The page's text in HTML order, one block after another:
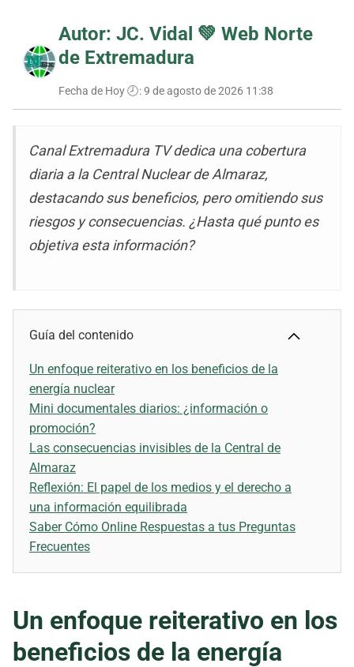
Autor: JC. Vidal 💚 Web Norte
de Extremadura
Fecha de Hoy 🕗:9 de agosto de 2026 11:38
Canal Extremadura TV dedica una cobertura
diaria a la Central Nuclear de Almaraz,
destacando sus beneficios, pero omitiendo sus
riesgos y consecuencias. ¿Hasta qué punto es
objetiva esta información?
Guía del contenido
Un enfoque reiterativo en los beneficios de la
energía nuclear
Mini documentales diarios: ¿información o
promoción?
Las consecuencias invisibles de la Central de
Almaraz
Reflexión: El papel de los medios y el derecho a
una información equilibrada
Saber Cómo Online Respuestas a tus Preguntas
Frecuentes
Un enfoque reiterativo en los
beneficios de la energía